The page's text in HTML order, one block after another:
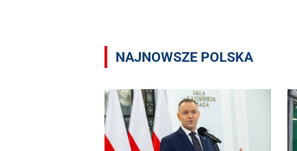
NAJNOWSZE POLSKA